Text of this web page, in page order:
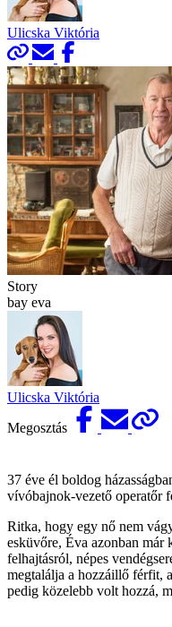
Ulicska Viktória
Story
bay eva
Ulicska Viktória
Megosztás
37 éve él boldog
vívóbajnok-vezető operatőr
Ritka, hogy egy nő nem
esküvőre, Éva azonban már
felhajtásról, népes
megtalálja a hozzáillő férfit,
pedig közelebb volt hozzá,